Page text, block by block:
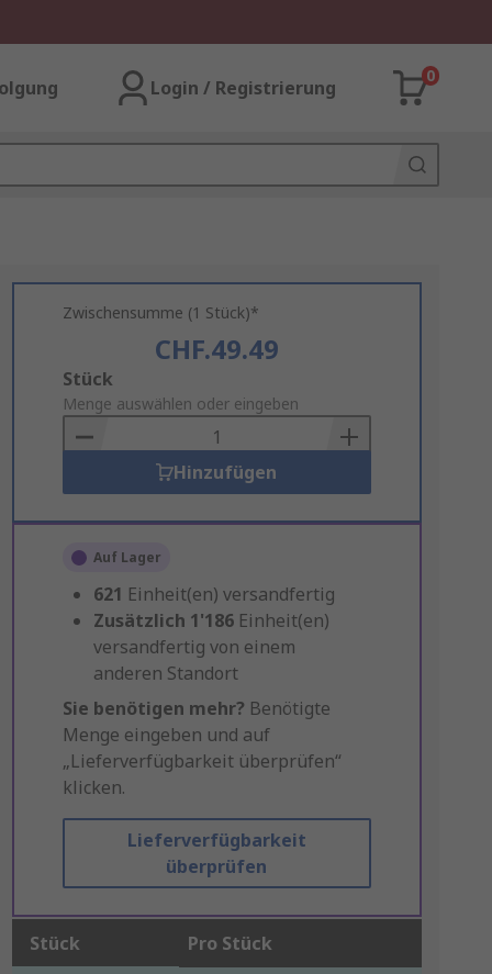
Login / Registrierung
0
Zwischensumme (1 Stück)*
CHF.49.49
Add
to
Basket
Stück
Menge auswählen oder eingeben
Hinzufügen
Auf Lager
621 Einheit(en) versandfertig
Zusätzlich 1'186 Einheit(en)
versandfertig von einem
anderen Standort
Sie benötigen mehr? Benötigte
Menge eingeben und auf
„Lieferverfügbarkeit überprüfen“
klicken.
Lieferverfügbarkeit
überprüfen
Stück Pro Stück